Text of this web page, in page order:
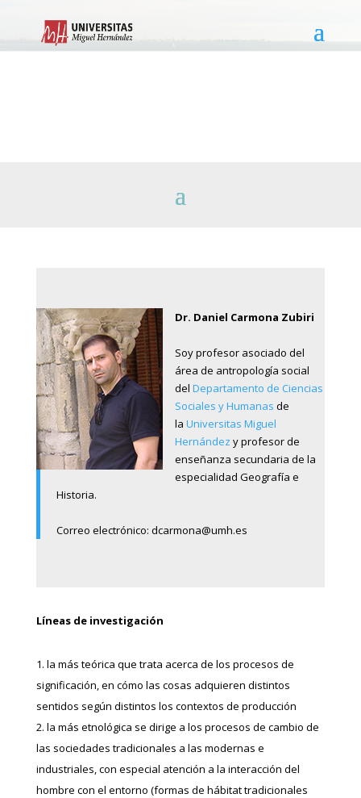
Dr. Daniel Carmona Zubiri
Soy profesor asociado del
área de antropología social
del Departamento de Ciencias
Sociales y Humanas de
la Universitas Miguel
Hernández y profesor de
enseñanza secundaria de la
especialidad Geografía e
Historia.
Correo electrónico: dcarmona@umh.es
Líneas de investigación
la más teórica que trata acerca de los procesos de
significación, en cómo las cosas adquieren distintos
sentidos según distintos los contextos de producción
la más etnológica se dirige a los procesos de cambio de
las sociedades tradicionales a las modernas e
industriales, con especial atención a la interacción del
hombre con el entorno (formas de hábitat tradicionales